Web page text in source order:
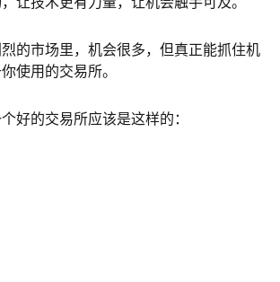
的市场里，机会很多，但真正能抓住机
使用的交易所。
好的交易所应该是这样的：